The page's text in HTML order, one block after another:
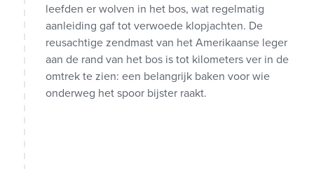
leefden er wolven in het bos, wat regelmatig
aanleiding gaf tot verwoede klopjachten. De
reusachtige zendmast van het Amerikaanse leger
aan de rand van het bos is tot kilometers ver in de
omtrek te zien: een belangrijk baken voor wie
onderweg het spoor bijster raakt.